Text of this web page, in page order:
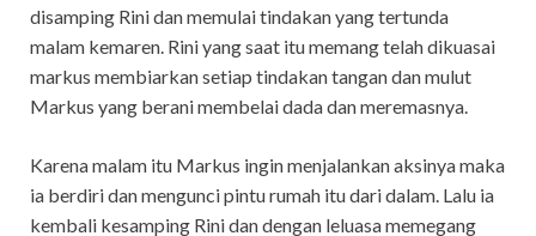
disamping Rini dan memulai tindakan yang tertunda
malam kemaren. Rini yang saat itu memang telah dikuasai
markus membiarkan setiap tindakan tangan dan mulut
Markus yang berani membelai dada dan meremasnya.
Karena malam itu Markus ingin menjalankan aksinya maka
ia berdiri dan mengunci pintu rumah itu dari dalam. Lalu ia
kembali kesamping Rini dan dengan leluasa memegang